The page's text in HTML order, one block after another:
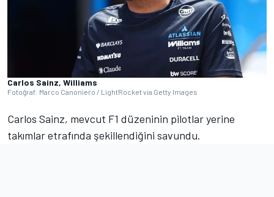
Carlos Sainz, Williams
Fotoğraf: Marco Canoniero / LightRocket via Getty Images
Carlos Sainz, mevcut F1 düzeninin pilotlar yerine
takımlar etrafında şekillendiğini savundu.